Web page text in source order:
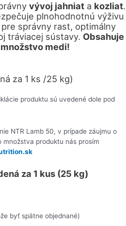
vývoj jahniat a kozliat.
plnohodnotnú výživu
správny rast, optimálny
tráviacej sústavy. Obsahuje
medi!
za 1 ks /25 kg)
produktu sú uvedené dole pod
NTR Lamb 50, v prípade záujmu o
produktu nás prosím
za 1 kus (25 kg)
byť spätne objednané)